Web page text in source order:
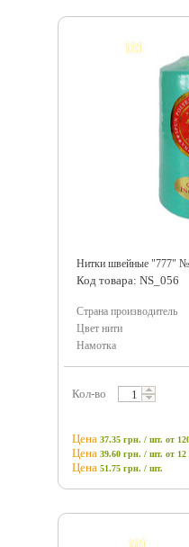
Нитки швейные "777"
Код товара: NS_056
Страна производитель
Цвет нити
Намотка
Кол-во
Цена 37.35 грн. / шт. от
Цена 39.60 грн. / шт. от 12
Цена 51.75 грн. / шт.